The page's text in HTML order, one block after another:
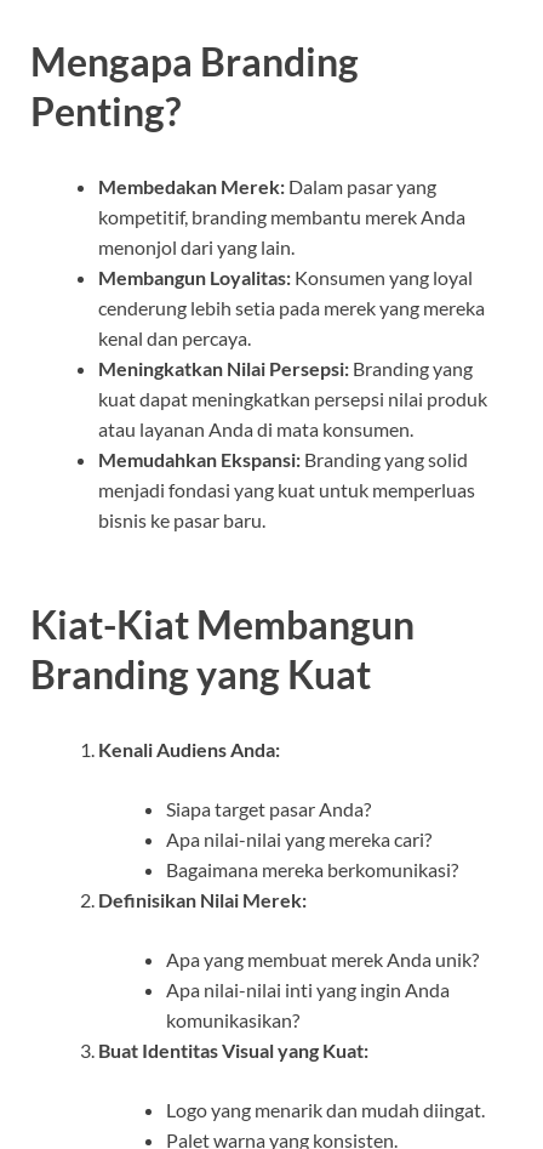
Mengapa Branding
Penting?
Membedakan Merek: Dalam pasar yang
kompetitif, branding membantu merek Anda
menonjol dari yang lain.
Membangun Loyalitas: Konsumen yang loyal
cenderung lebih setia pada merek yang mereka
kenal dan percaya.
Meningkatkan Nilai Persepsi: Branding yang
kuat dapat meningkatkan persepsi nilai produk
atau layanan Anda di mata konsumen.
Memudahkan Ekspansi: Branding yang solid
menjadi fondasi yang kuat untuk memperluas
bisnis ke pasar baru.
Kiat-Kiat Membangun
Branding yang Kuat
Kenali Audiens Anda:
Siapa target pasar Anda?
Apa nilai-nilai yang mereka cari?
Bagaimana mereka berkomunikasi?
Definisikan Nilai Merek:
Apa yang membuat merek Anda unik?
Apa nilai-nilai inti yang ingin Anda
komunikasikan?
Buat Identitas Visual yang Kuat:
Logo yang menarik dan mudah diingat.
Palet warna yang konsisten.